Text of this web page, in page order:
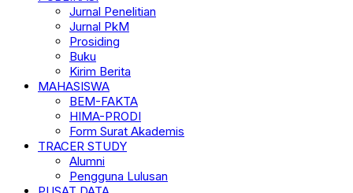
Jurnal Penelitian
Jurnal PkM
Prosiding
Buku
Kirim Berita
MAHASISWA
BEM-FAKTA
HIMA-PRODI
Form Surat Akademis
TRACER STUDY
Alumni
Pengguna Lulusan